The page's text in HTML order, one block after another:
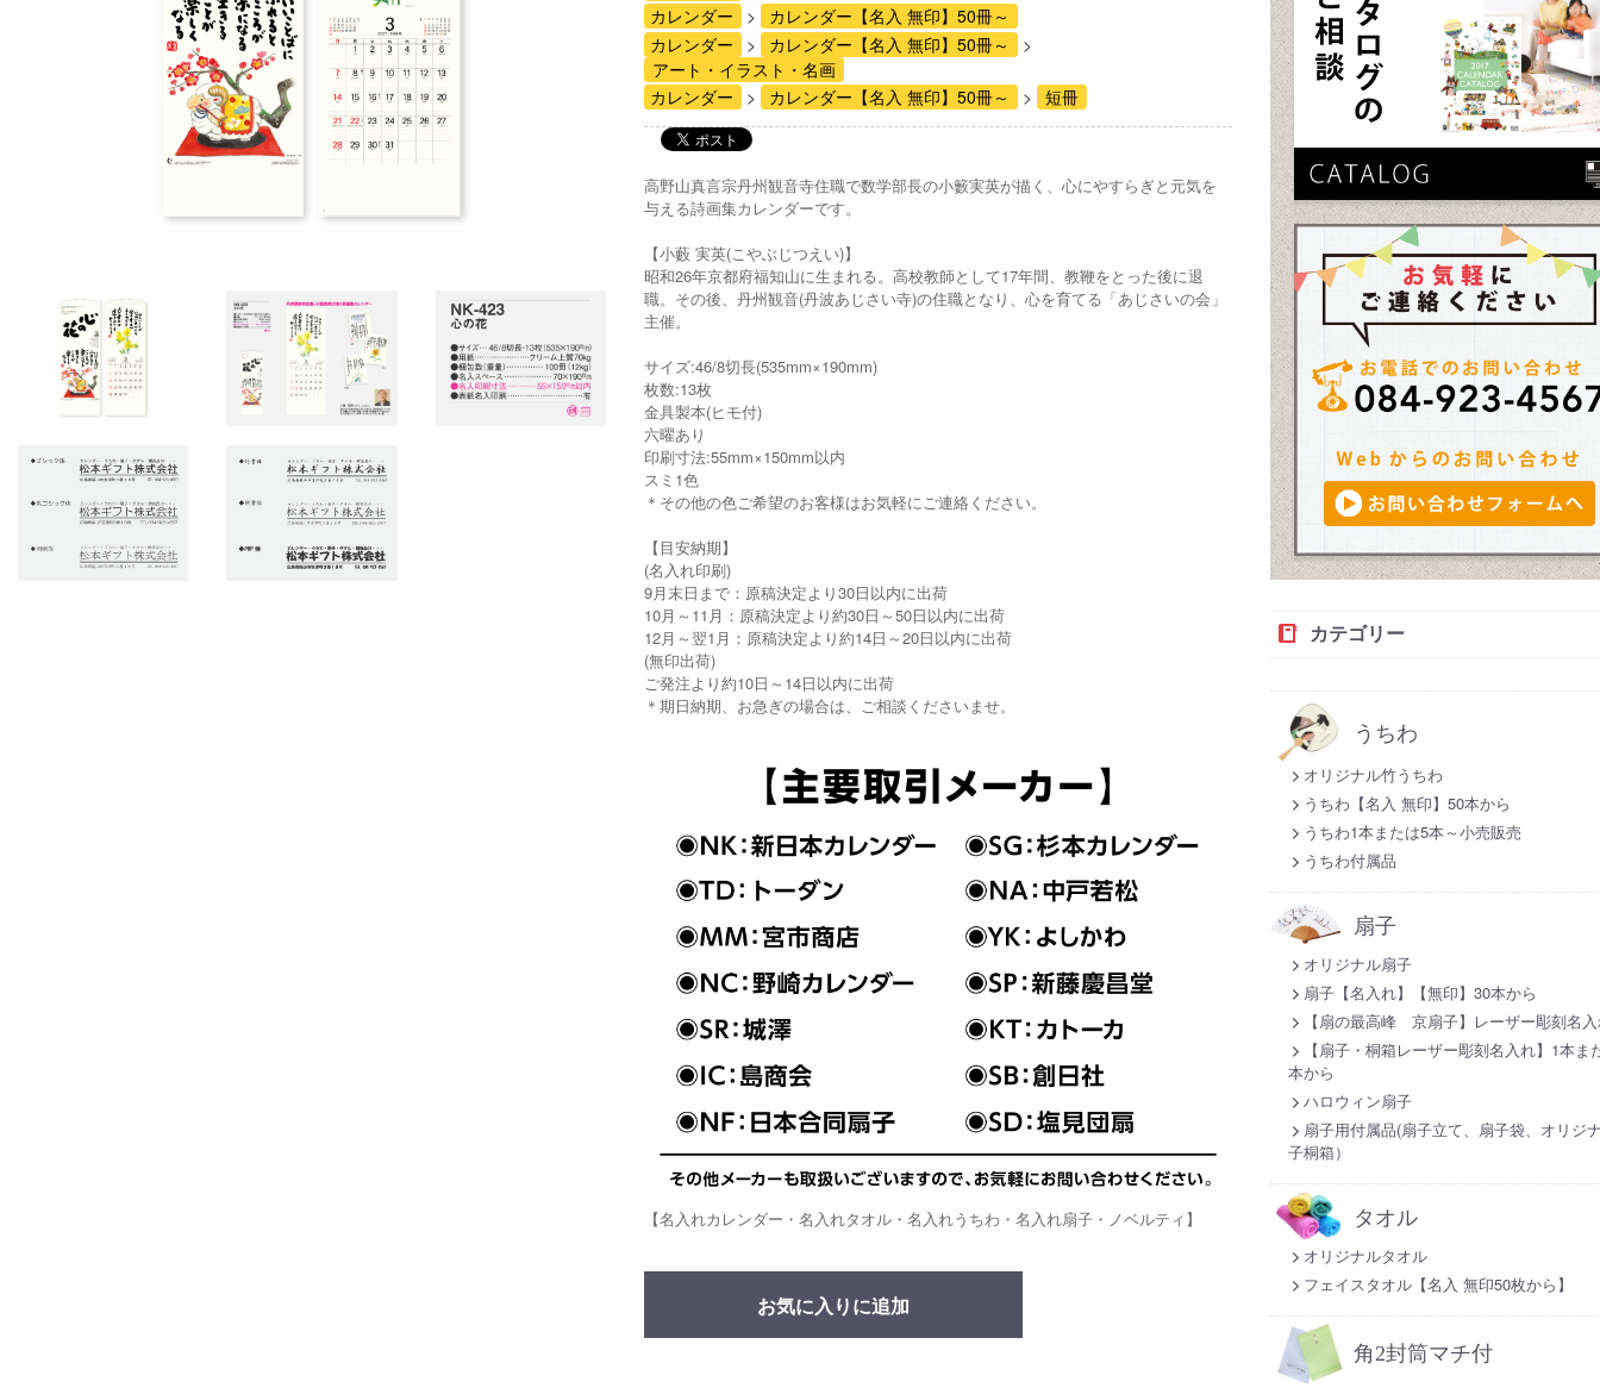
カレンダー
カレンダー【名入 無印】50冊～
カレンダー
カレンダー【名入 無印】50冊～
アート・イラスト・名画
カレンダー
カレンダー【名入 無印】50冊～ 短冊
高野山真言宗丹州観音寺住職で数学部長の小籔実英が描く、心にやすらぎと元気を
与える詩画集カレンダーです。
【小藪 実英(こやぶじつえい)】
昭和26年京都府福知山に生まれる。高校教師として17年間、教鞭をとった後に退
職。その後、丹州観音(丹波あじさい寺)の住職となり、心を育てる「あじさいの会」
主催。
サイズ:46/8切長(535mm×190mm)
枚数:13枚
金具製本(ヒモ付)
六曜あり
印刷寸法:55mm×150mm以内
スミ1色
＊その他の色ご希望のお客様はお気軽にご連絡ください。
【目安納期】
(名入れ印刷)
9月末日まで：原稿決定より30日以内に出荷
10月～11月：原稿決定より約30日～50日以内に出荷
12月～翌1月：原稿決定より約14日～20日以内に出荷
(無印出荷)
ご発注より約10日～14日以内に出荷
＊期日納期、お急ぎの場合は、ご相談くださいませ。
【名入れカレンダー・名入れタオル・名入れうちわ・名入れ扇子・ノベルティ】
お気に入りに追加
カテゴリー
うちわ
オリジナル竹うちわ
うちわ【名入 無印】50本から
うちわ1本または5本～小売販売
うちわ付属品
扇子
オリジナル扇子
扇子【名入れ】【無印】30本から
【扇の最高峰 京扇子】レーザー彫刻名
【扇子・桐箱レーザー彫刻名入れ】1本ま
本から
ハロウィン扇子
扇子用付属品(扇子立て、扇子袋、オリジ
子桐箱）
タオル
オリジナルタオル
フェイスタオル【名入 無印50枚から】
角2封筒マチ付